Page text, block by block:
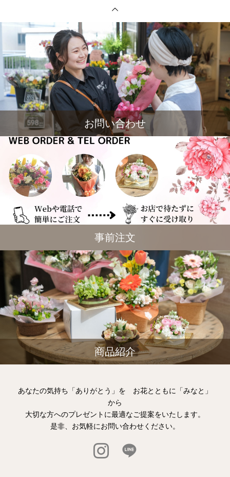
お問い合わせ
事前注文
商品紹介
あなたの気持ち「ありがとう」を お花とともに「みなと」
から
大切な方へのプレゼントに最適なご提案をいたします。
是非、お気軽にお問い合わせください。